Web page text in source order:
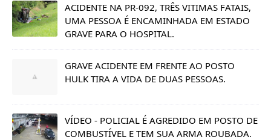
ACIDENTE NA PR-092, TRÊS VITIMAS FATAIS,
UMA PESSOA É ENCAMINHADA EM ESTADO
GRAVE PARA O HOSPITAL.
GRAVE ACIDENTE EM FRENTE AO POSTO
HULK TIRA A VIDA DE DUAS PESSOAS.
VÍDEO - POLICIAL É AGREDIDO EM POSTO DE
COMBUSTÍVEL E TEM SUA ARMA ROUBADA.